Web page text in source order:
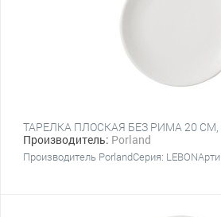
ТАРЕЛКА ПЛОСКАЯ БЕЗ РИМА 20
Производитель: Porland
Производитель PorlandСерия: